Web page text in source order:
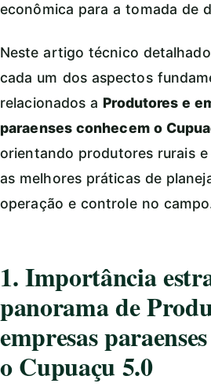
econômica para a tomada de
Neste artigo técnico
cada um dos aspectos
relacionados a Produtores e
paraenses conhecem o
orientando produtores rurais
as melhores práticas de
operação e controle no
1. Importância
panorama de
empresas
o Cupuaçu 5.0